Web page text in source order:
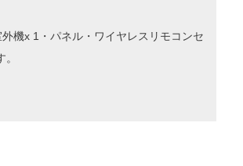
機x 1・パネル・ワイヤレスリモコンセ